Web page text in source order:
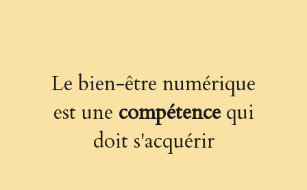
Le bien-être numérique
est une compétencequi
doit s'acquérir